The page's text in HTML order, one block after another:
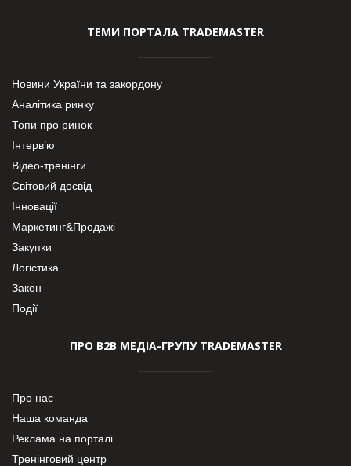
ТЕМИ ПОРТАЛА TRADEMASTER
Новини України та закордону
Аналітика ринку
Топи про ринок
Інтерв’ю
Відео-тренінги
Світовий досвід
Інновації
Маркетинг&Продажі
Закупки
Логістика
Закон
Події
ПРО В2В МЕДІА-ГРУПУ TRADEMASTER
Про нас
Наша команда
Реклама на порталі
Тренінговий центр